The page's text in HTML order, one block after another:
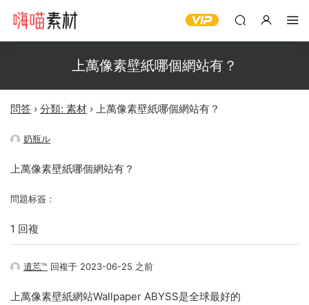
上萬像素壁紙哪個網站有？
問答 › 分類: 素材 › 上萬像素壁紙哪個網站有？
奶瓶ル
上萬像素壁紙哪個網站有？
問題标簽：
1 回複
遺莣℡ 回複于 2023-06-25 之前
上萬像素壁紙網站Wallpaper ABYSS是全球最好的